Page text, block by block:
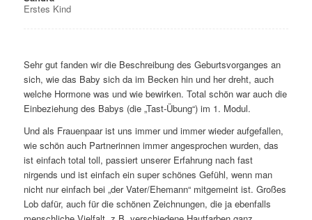
Erstes Kind
Sehr gut fanden wir die Beschreibung des Geburtsvorganges an
sich, wie das Baby sich da im Becken hin und her dreht, auch
welche Hormone was und wie bewirken. Total schön war auch die
Einbeziehung des Babys (die „Tast-Übung“) im 1. Modul.
Und als Frauenpaar ist uns immer und immer wieder aufgefallen,
wie schön auch Partnerinnen immer angesprochen wurden, das
ist einfach total toll, passiert unserer Erfahrung nach fast
nirgends und ist einfach ein super schönes Gefühl, wenn man
nicht nur einfach bei „der Vater/Ehemann“ mitgemeint ist. Großes
Lob dafür, auch für die schönen Zeichnungen, die ja ebenfalls